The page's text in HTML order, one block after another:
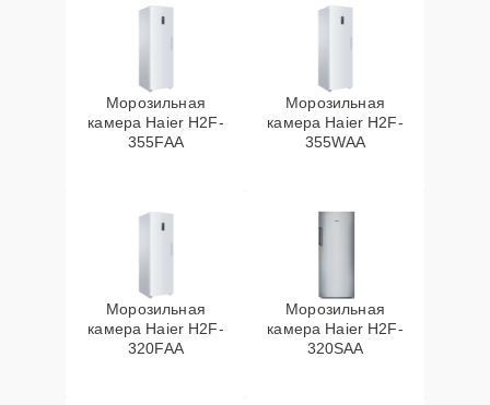
Морозильная
камера Haier H2F-
355FAA
Морозильная
камера Haier H2F-
355WAA
Морозильная
камера Haier H2F-
320FAA
Морозильная
камера Haier H2F-
320SAA